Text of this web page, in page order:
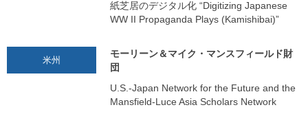
紙芝居のデジタル化 “Digitizing Japanese
WW II Propaganda Plays (Kamishibai)”
米州
モーリーン＆マイク・マンスフィールド財
団
U.S.-Japan Network for the Future and the
Mansfield-Luce Asia Scholars Network